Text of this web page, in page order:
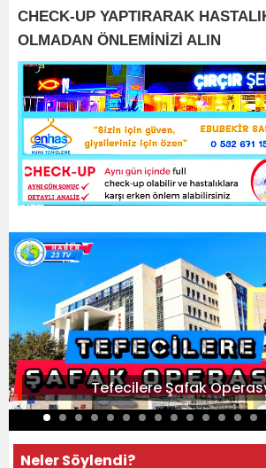
CHECK-UP YAPTIRARAK
OLMADAN ÖNLEMİNİZİ ALIN
Tefecilere Şafak
Neler Söylendi?